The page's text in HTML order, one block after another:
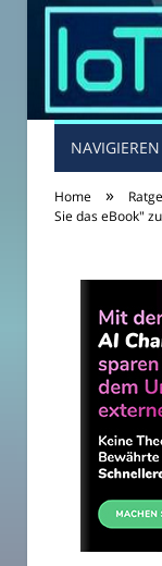
NAVIGIEREN
Home »
Sie das eBook"